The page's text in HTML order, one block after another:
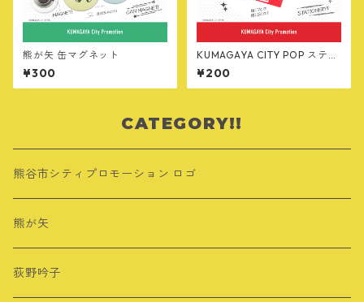
熊が矢 缶マグネット
¥300
KUMAGAYA CITY POP ステッ
カー
¥200
CATEGORY!!
熊谷市シティプロモーション ロゴ
熊が矢
荻野吟子